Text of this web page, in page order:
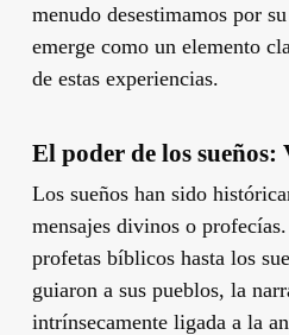
menudo desestimamos por
emerge como un elemento
de estas experiencias.
El poder de los
Los sueños han sido
mensajes divinos o
profetas bíblicos hasta los
guiaron a sus pueblos, la
intrínsecamente ligada a la